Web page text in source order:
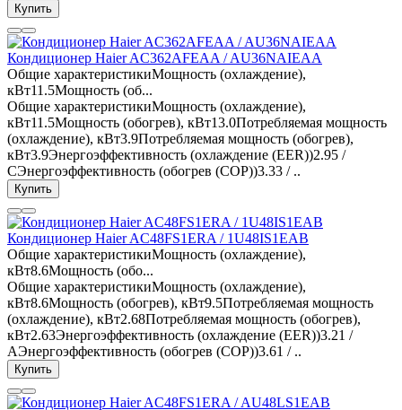
Купить
Кондиционер Haier AC362AFEAA / AU36NAIEAA
Общие характеристикиМощность (охлаждение),
кВт11.5Мощность (об...
Общие характеристикиМощность (охлаждение),
кВт11.5Мощность (обогрев), кВт13.0Потребляемая мощность
(охлаждение), кВт3.9Потребляемая мощность (обогрев),
кВт3.9Энергоэффективность (охлаждение (EER))2.95 /
CЭнергоэффективность (обогрев (COP))3.33 / ..
Купить
Кондиционер Haier AC48FS1ERA / 1U48IS1EAB
Общие характеристикиМощность (охлаждение),
кВт8.6Мощность (обо...
Общие характеристикиМощность (охлаждение),
кВт8.6Мощность (обогрев), кВт9.5Потребляемая мощность
(охлаждение), кВт2.68Потребляемая мощность (обогрев),
кВт2.63Энергоэффективность (охлаждение (EER))3.21 /
AЭнергоэффективность (обогрев (COP))3.61 / ..
Купить